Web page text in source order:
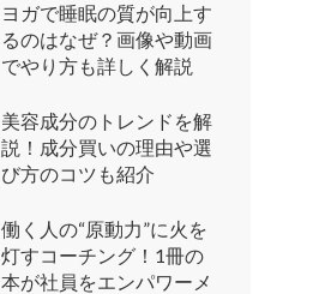
ヨガで睡眠の質が向上す
るのはなぜ？画像や動画
でやり方も詳しく解説
美容成分のトレンドを解
説！成分買いの理由や選
び方のコツも紹介
働く人の“原動力”に火を
灯すコーチング！1冊の
本が社員をエンパワーメ